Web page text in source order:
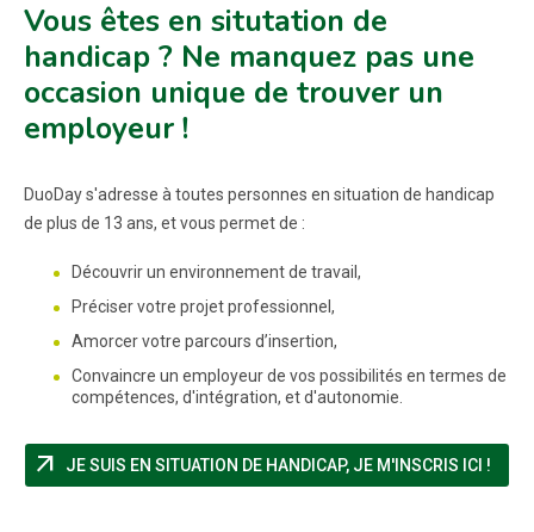
Vous êtes en situtation de
handicap ? Ne manquez pas une
occasion unique de trouver un
employeur !
DuoDay s'adresse à toutes personnes en situation de handicap
de plus de 13 ans, et vous permet de :
Découvrir un environnement de travail,
Préciser votre projet professionnel,
Amorcer votre parcours d’insertion,
Convaincre un employeur de vos possibilités en termes de
compétences, d'intégration, et d'autonomie.
arrow_outward JE SUIS EN SITUATION DE HANDICAP, JE M'INSCRIS ICI !